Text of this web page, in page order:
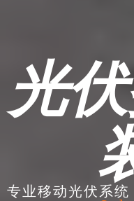
光
专业移动光伏系统